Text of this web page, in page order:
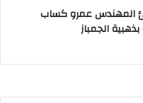
المهندس عمرو كساب
الجمباز